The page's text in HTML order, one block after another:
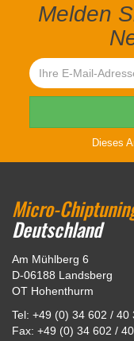
Melden
Dieses
Micro-
Deutschland
Am Mühlberg 6
D-06188 Landsberg
OT Hohenthurm
Tel: +49 (0) 34 602 / 40
Fax: +49 (0) 34 602 /